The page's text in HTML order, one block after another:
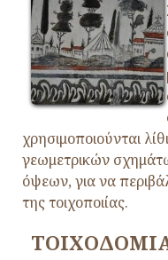
χρησιμοποιούνται
γεωμετρικών
όψεων, για να
της τοιχοποιίας.